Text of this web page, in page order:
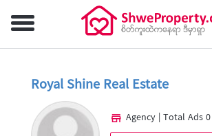
Royal Shine Real Estate
Agency | Total Ads 0